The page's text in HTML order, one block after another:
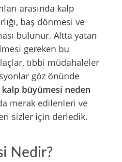
arasında kalp
baş dönmesi ve
bulunur. Altta yatan
gereken bu
tıbbi müdahaleler
göz önünde
kalp büyümesi neden
merak edilenleri ve
sizler için derledik.
Nedir?